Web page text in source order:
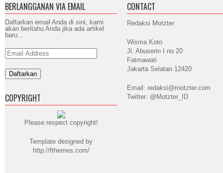
BERLANGGANAN VIA EMAIL
Daftarkan email Anda di sini, kami
akan beritahu Anda jika ada artikel
baru...
Email
Address
COPYRIGHT
Please respect copyright!
Template designed by
http://fthemes.com/
CONTACT
Redaksi Motzter
Wisma Koto
Jl. Abuserin I no 20
Fatmawati
Jakarta Selatan 12420
Email: redaksi@motzter.com
Twitter: @Motzter_ID